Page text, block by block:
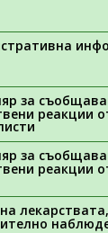
за
реакции
за
реакции